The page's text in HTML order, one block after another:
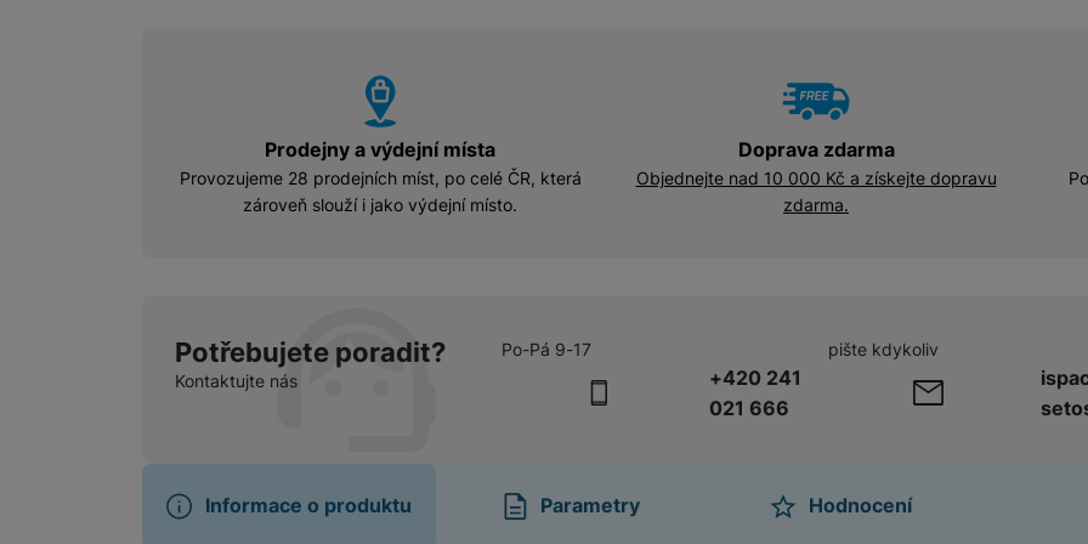
Prodejny a výdejní místa
Provozujeme 28 prodejních míst, po celé ČR, která
zároveň slouží i jako výdejní místo.
Doprava zdarma
Objednejte nad 10 000 Kč a získejte dopravu
zdarma.
Potřebujete poradit?
Kontaktujte nás
Po-Pá 9-17
+420 241
021 666
pište kdykoliv
Informace o produktu Parametry Hodnocení